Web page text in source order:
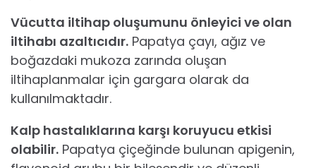
Vücutta iltihap oluşumunu önleyici ve olan
iltihabı azaltıcıdır. Papatya çayı, ağız ve
boğazdaki mukoza zarında oluşan
iltihaplanmalar için gargara olarak da
kullanılmaktadır.
Kalp hastalıklarına karşı koruyucu etkisi
olabilir. Papatya çiçeğinde bulunan apigenin,